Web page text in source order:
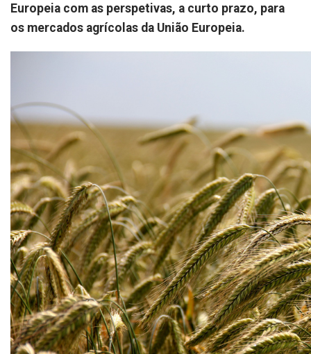
Europeia com as perspetivas, a curto prazo, para
os mercados agrícolas da União Europeia.